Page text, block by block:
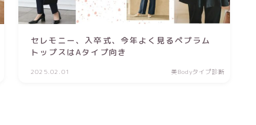
セレモニー、入卒式、今年よく見るペプラム
トップスはAタイプ向き
2025.02.01 美Bodyタイプ診断